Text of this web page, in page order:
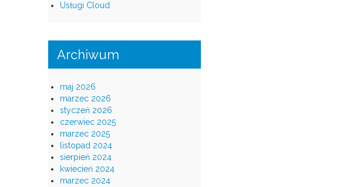
Usługi Cloud
Archiwum
maj 2026
marzec 2026
styczeń 2026
czerwiec 2025
marzec 2025
listopad 2024
sierpień 2024
kwiecień 2024
marzec 2024